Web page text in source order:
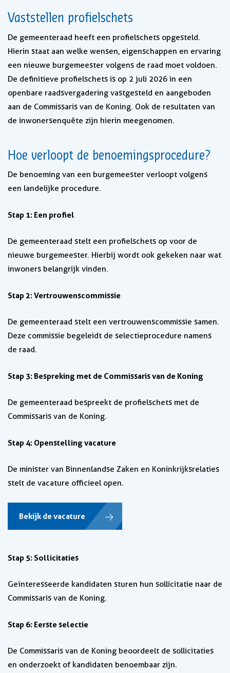
Vaststellen profielschets
De gemeenteraad heeft een profielschets opgesteld.
Hierin staat aan welke wensen, eigenschappen en ervaring
een nieuwe burgemeester volgens de raad moet voldoen.
De definitieve profielschets is op 2 juli 2026 in een
openbare raadsvergadering vastgesteld en aangeboden
aan de Commissaris van de Koning. Ook de resultaten van
de inwonersenquête zijn hierin meegenomen.
Hoe verloopt de benoemingsprocedure?
De benoeming van een burgemeester verloopt volgens
een landelijke procedure.
Stap 1: Een profiel
De gemeenteraad stelt een profielschets op voor de
nieuwe burgemeester. Hierbij wordt ook gekeken naar wat
inwoners belangrijk vinden.
Stap 2: Vertrouwenscommissie
De gemeenteraad stelt een vertrouwenscommissie samen.
Deze commissie begeleidt de selectieprocedure namens
de raad.
Stap 3: Bespreking met de Commissaris van de Koning
De gemeenteraad bespreekt de profielschets met de
Commissaris van de Koning.
Stap 4: Openstelling vacature
De minister van Binnenlandse Zaken en Koninkrijksrelaties
stelt de vacature officieel open.
Bekijk de vacature
Stap 5: Sollicitaties
Geïnteresseerde kandidaten sturen hun sollicitatie naar de
Commissaris van de Koning.
Stap 6: Eerste selectie
De Commissaris van de Koning beoordeelt de sollicitaties
en onderzoekt of kandidaten benoembaar zijn.